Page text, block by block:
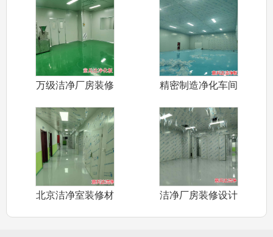
万级洁净厂房装修
精密制造净化车间
北京洁净室装修材
洁净厂房装修设计